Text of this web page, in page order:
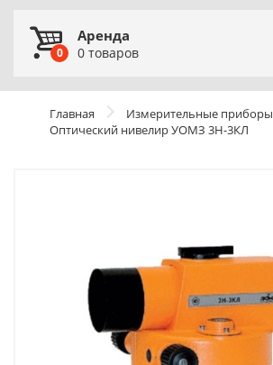
0
Аренда
0 товаров
Главная
Измерительные приборы
Оптический нивелир УОМЗ 3Н-3КЛ